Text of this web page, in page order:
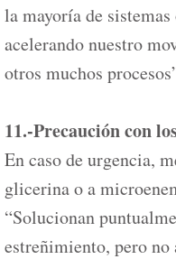
la mayoría de
acelerando nuestro
otros muchos
11.-Precaución con
En caso de urgencia,
glicerina o a
“Solucionan
estreñimiento, pero